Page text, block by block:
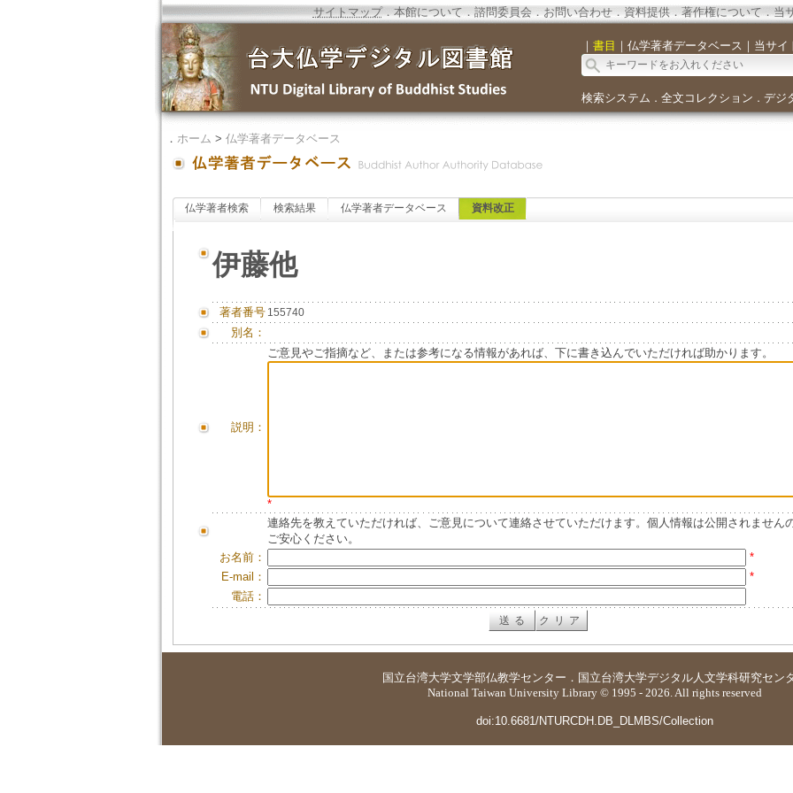
サイトマップ．本館について．諮問委員会． お問い合わせ． 資料提供．著作権について．当
｜ 書目 ｜ 仏学著者データベース ｜ 当サイ
検索システム ． 全文コレクション ． デジ
． ホーム > 仏学著者データベース
仏学著者検索 検索結果 仏学著者データベース 資料改正
伊藤他
著者番号 155740
別名：
説明：
ご意見やご指摘など、または参考になる情報があれば、下に書き込んでいただければ助かります。
*
連絡先を教えていただければ、ご意見について連絡させていただけます。個人情報は公開されません
ご安心ください。
お名前：
*
E-mail：
*
電話：
国立台湾大学文学部仏教学センター ． 国立台湾大学デジタル人文学科研究セン
National Taiwan University Library © 1995 - 2026. All rights reserved
doi:10.6681/NTURCDH.DB_DLMBS/Collection